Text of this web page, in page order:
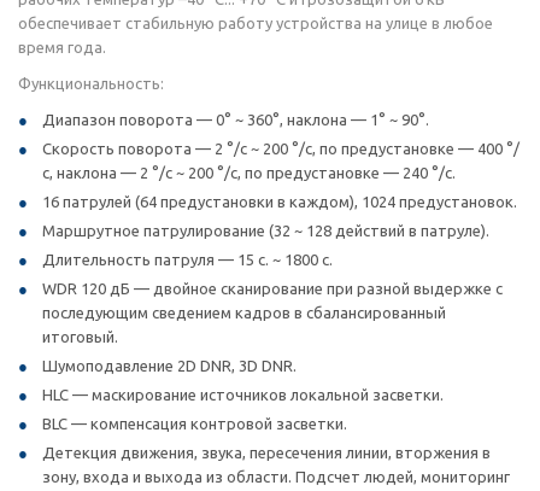
обеспечивает стабильную работу устройства на улице в любое
время года.
Функциональность:
Диапазон поворота — 0° ~ 360°, наклона — 1° ~ 90°.
Скорость поворота — 2 °/с ~ 200 °/с, по предустановке — 400 °/
с, наклона — 2 °/с ~ 200 °/с, по предустановке — 240 °/с.
16 патрулей (64 предустановки в каждом), 1024 предустановок.
Маршрутное патрулирование (32 ~ 128 действий в патруле).
Длительность патруля — 15 с. ~ 1800 с.
WDR 120 дБ — двойное сканирование при разной выдержке с
последующим сведением кадров в сбалансированный
итоговый.
Шумоподавление 2D DNR, 3D DNR.
HLC — маскирование источников локальной засветки.
BLC — компенсация контровой засветки.
Детекция движения, звука, пересечения линии, вторжения в
зону, входа и выхода из области. Подсчет людей, мониторинг